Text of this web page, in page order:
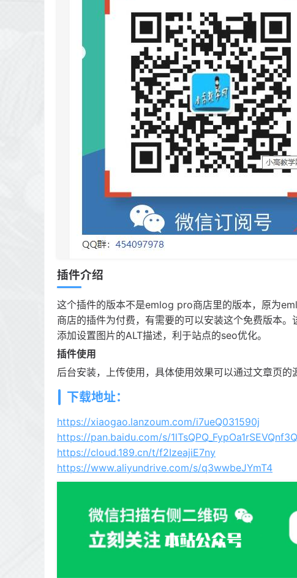
插件介绍
这个插件的版本不是emlog pro商店里的版本，原为
商店的插件为付费，有需要的可以安装这个免费版本
添加设置图片的ALT描述，利于站点的seo优化。
插件使用
后台安装，上传使用，具体使用效果可以通过文章页的
下载地址：
https://xiaogao.lanzoum.com/i7ueQ031590j
https://pan.baidu.com/s/
https://cloud.189.cn/t/f2IzeajiE7ny
https://www.aliyundrive.com/s/q3wwbeJYmT4